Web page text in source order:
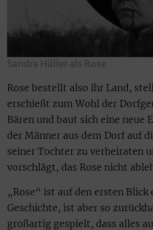
Sandra Hüller als Rose
Rose bestellt also ihr Land,
erschießt zum Wohl der
Bären und baut sich eine neue
der Männer aus dem Dorf auf
seiner Tochter zu verheiraten
vorschlägt, das Rose nicht
„Rose“ ist auf den ersten
Geschichte, ist aber so
großartig gespielt, dass alles